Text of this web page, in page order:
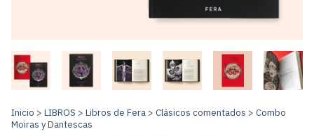
Inicio > LIBROS > Libros de Fera > Clásicos comentados > Combo
Moiras y Dantescas